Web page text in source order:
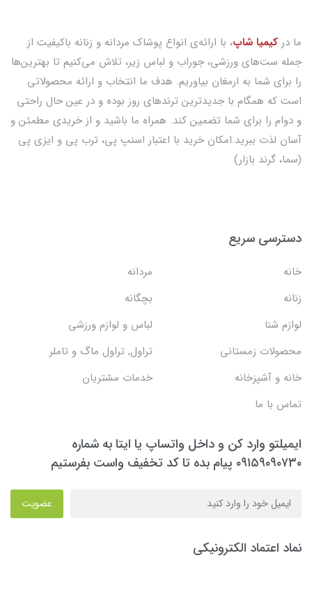
ما در کیمیا شاپ، با ارائه‌ی انواع پوشاک مردانه و زنانه باکیفیت از
جمله ست‌های ورزشی، جوراب و لباس زیر، تلاش می‌کنیم تا بهترین‌ها
را برای شما به ارمغان بیاوریم. هدف ما انتخاب و ارائه محصولاتی
است که همگام با جدیدترین ترندهای روز بوده و در عین حال راحتی
و دوام را برای شما تضمین کند. همراه ما باشید و از خریدی مطمئن و
آسان لذت ببرید.امکان خرید با اعتبار اسنپ پی، ترب پی و ایزی پی
(سما، گرند بازار)
دسترسی سریع
خانه
مردانه
زنانه
بچگانه
لوازم شنا
لباس و لوازم ورزشی
محصولات زمستانی
تراول, تراول ماگ و تاملر
خانه و آشپزخانه
خدمات مشتریان
تماس با ما
ایمیلتو وارد کن و داخل واتساپ یا ایتا به شماره
۰۹۱۵۹۰۹۰۷۳۰ پیام بده تا کد تخفیف واست بفرستیم
عضویت
نماد اعتماد الکترونیکی